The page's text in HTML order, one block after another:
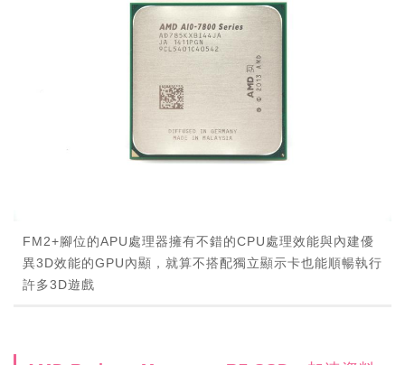
FM2+腳位的APU處理器擁有不錯的CPU處理效能與內建優
異3D效能的GPU內顯，就算不搭配獨立顯示卡也能順暢執行
許多3D遊戲